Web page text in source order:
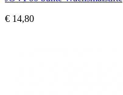
€ 14,80